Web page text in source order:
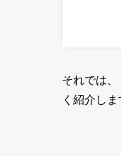
それでは
く紹介し